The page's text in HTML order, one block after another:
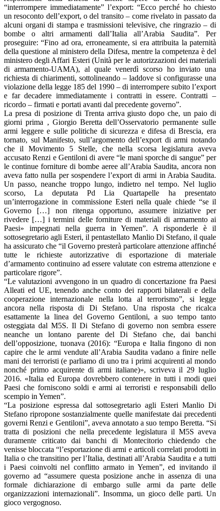
“interrompere immediatamente” l’export: “Ecco perché ho chiesto
un resoconto dell’export, o del transito – come rivelato in passato da
alcuni organi di stampa e trasmissioni televisive, che ringrazio – di
bombe o altri armamenti dall’Italia all’Arabia Saudita”. Per
proseguire: “Fino ad ora, erroneamente, si era attribuita la paternità
della questione al ministero della Difesa, mentre la competenza è del
ministero degli Affari Esteri (Unità per le autorizzazioni dei materiali
di armamento-UAMA), al quale venerdì scorso ho inviato una
richiesta di chiarimenti, sottolineando – laddove si configurasse una
violazione della legge 185 del 1990 – di interrompere subito l’export
e far decadere immediatamente i contratti in essere. Contratti –
ricordo – firmati e portati avanti dal precedente governo”.
La presa di posizione di Trenta arriva giusto dopo che, un paio di
giorni prima , Giorgio Beretta dell’Osservatorio permanente sulle
armi leggere e sulle politiche di sicurezza e difesa di Brescia, era
tornato, sul Manifesto, sull’argomento dell’export di armi notando
che il Movimento 5 Stelle, che nella scorsa legislatura aveva
accusato Renzi e Gentiloni di avere “le mani sporche di sangue” per
le continue forniture di bombe aeree all’Arabia Saudita, ancora non
aveva fatto nulla per sospendere l’export di armi in Arabia Saudita.
Un passo, neanche troppo lungo, indietro nel tempo. Nel luglio
scorso, La deputata Pd Lia Quartapelle ha presentato
un’interrogazione in commissione Esteri nella quale chiede “se il
Governo […] non ritenga opportuno, assumere iniziative per
rivedere […] i termini delle forniture di materiali di armamento ai
Paesi» impegnati nella guerra in Yemen”. A risponderle è il
sottosegretario agli Esteri, il pentastellato Manlio Di Stefano, il quale
ha assicurato che “il Governo presterà particolare attenzione affinché
tutte le richieste autorizzative di esportazione di materiale
d’armamento continuino ad essere valutate con estrema attenzione e
particolare rigore”.
“Le valutazioni avvengono in un quadro di concertazione fra Paesi
Alleati ed UE, tenendo anche conto dei rapporti bilaterali e della
cooperazione internazionale nella lotta al terrorismo”, si legge
ancora nella risposta di Di Stefano. Una risposta che ricalca
esattamente la linea del Governo Gentiloni, a suo tempo tanto
osteggiata dal M5S. Il Di Stefano di governo non sembra essere
neanche un lontano parente del Di Stefano che, dai banchi
dell’opposizione, tuonava (2016): “Europa e Italia fingono di non
capire che le armi vendute all’Arabia Saudita vadano a finire nelle
mani dei terroristi (e parliamo di uno tra i primi acquirenti al mondo
nonché primo acquirente di armi italiane)», scriveva il 29 luglio
2016. «Italia ed Europa dovrebbero contenere in tutti i modi quei
Paesi che forniscono soldi e armi ai terroristi e responsabili dello
scempio in Yemen”.
“La posizione espressa dal sottosegretario agli Esteri Manlio Di
Stefano ripropone sostanzialmente quelle manifestate dai precedenti
governi Renzi e Gentiloni”, aveva annotato a suo tempo Beretta. “Si
tratta di posizioni che nella precedente legislatura il M5S aveva
duramente criticato dai banchi di Montecitorio chiedendo che
venisse bloccata “l’esportazione di armi e articoli correlati prodotti in
Italia o che transitino per l’Italia, destinati all’Arabia Saudita e a tutti
i Paesi coinvolti nel conflitto armato in Yemen”, ed invitando il
governo ad “assumere questa posizione anche in assenza di una
formale dichiarazione di embargo sulle armi da parte delle
organizzazioni internazionali”. Insomma, un gioco delle parti. Un
gioco vergognoso.